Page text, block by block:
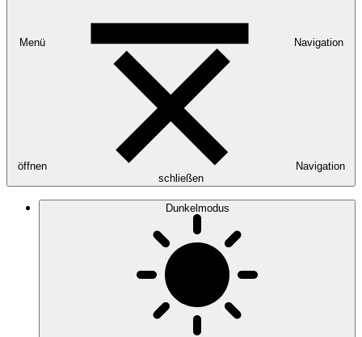
Menü Navigation
öffnen
Navigation
schließen
Dunkelmodus